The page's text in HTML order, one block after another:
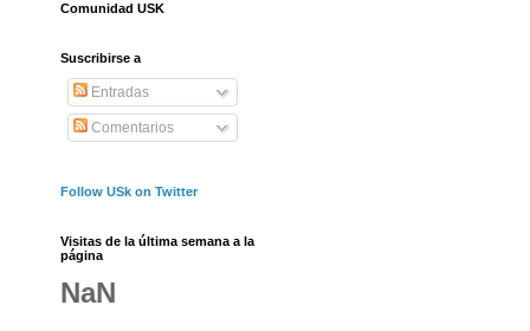
Comunidad USK
Suscribirse a
Entradas
Comentarios
Follow USk on Twitter
Visitas de la última semana a la
página
NaN